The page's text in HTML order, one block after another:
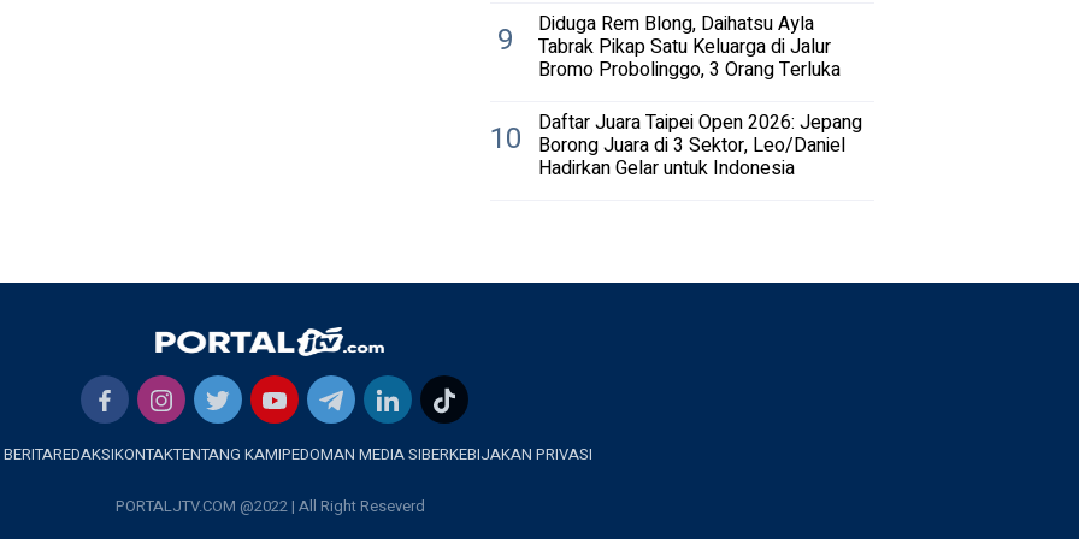
9 Diduga Rem Blong, Daihatsu Ayla
Tabrak Pikap Satu Keluarga di Jalur
Bromo Probolinggo, 3 Orang Terluka
10 Daftar Juara Taipei Open 2026: Jepang
Borong Juara di 3 Sektor, Leo/Daniel
Hadirkan Gelar untuk Indonesia
REDAKSIKONTAKTENTANG KAMIPEDOMAN MEDIA SIBERKEBIJAKAN PRIVASI
PORTALJTV.COM @2022 | All Right Reseverd